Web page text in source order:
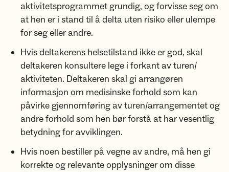
aktivitetsprogrammet grundig, og forvisse seg om
at hen er i stand til å delta uten risiko eller ulempe
for seg eller andre.
Hvis deltakerens helsetilstand ikke er god, skal
deltakeren konsultere lege i forkant av turen/
aktiviteten. Deltakeren skal gi arrangøren
informasjon om medisinske forhold som kan
påvirke gjennomføring av turen/arrangementet og
andre forhold som hen bør forstå at har vesentlig
betydning for avviklingen.
Hvis noen bestiller på vegne av andre, må hen gi
korrekte og relevante opplysninger om disse